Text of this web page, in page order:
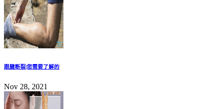
跟腱断裂|您需要了解的
Nov 28, 2021